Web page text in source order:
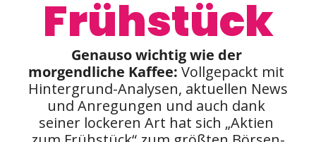
Frühstück
Genauso wichtig wie der
morgendliche Kaffee: Vollgepackt mit
Hintergrund-Analysen, aktuellen News
und Anregungen und auch dank
seiner lockeren Art hat sich „Aktien